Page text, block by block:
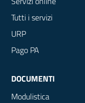
Tutti i servizi
URP
Pago PA
DOCUMENTI
Modulistica